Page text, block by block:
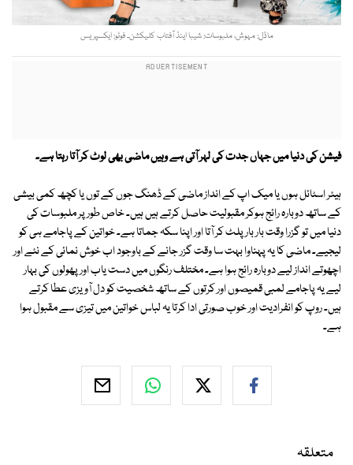
ماڈل: مہوش، ملبوسات: شیبا اینڈ آفتاب کلیکشن۔ فوٹو: ایکسپریس
فیشن کی دنیا میں جہاں جدت کی لہر آتی ہے وہیں ماضی بھی لوٹ کر آتا رہتا ہے۔
ہیئر اسٹائل ہوں یا میک اپ کے انداز ماضی کے ڈھنگ جوں کے توں یا کچھ کمی بیشی
کے ساتھ دوبارہ رائج ہوکر مقبولیت حاصل کرتے ہیں ہیں۔ خاص طور پر ملبوسات کی
دنیا میں تو گزرا وقت بار بار پلٹ کر آتا اور اپنا سکہ جماتا ہے۔ خواتین کے پاجامے ہی کو
لیجیے۔ ماضی کا یہ پہناوا بہت سا وقت گزر جانے کے باوجود اب خوش نمائی کے نئے اور
اچھوتے انداز لیے دوبارہ رائج ہوا ہے۔ مختلف رنگوں میں دست یاب اور پھولوں کی بہار
لیے یہ پاجامے لمبی قمیصوں اور کرتوں کے ساتھ شخصیت کو دل آویزی عطا کرتے
ہیں۔ روپ کو انفرادیت اور خوب صورتی ادا کرتا یہ لباس خواتین میں تیزی سے مقبول ہوا
ہے۔
متعلقہ